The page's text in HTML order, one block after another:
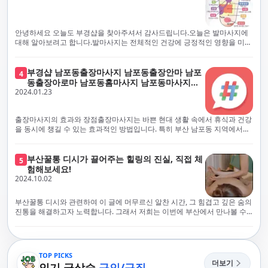
에서 진정으로 즐거운 부산 러시아 홈케어 경험을 해보시길 바랍니다. 그렇
죠, 부경샵은 선입금을 요구하지 않아요. 부산 러시아 홈케어를 선택하기 전
에, 주의해야 할 사항들을 반드시 확인해 보세요. 선입금 관련 사기에는 항상
조심해야 합니다. 070으로 시작하는 인터넷 전화나 텔레그램 같은 메시지
앱에만 의존하는 업체는 특히 더 조심해 주세요. 이런 경우, 선입금을 하지
부경샵은 부산 출장 후불제 서비스를 모범적으로 운영하고 있으며, 명성을
악용하는 사기 업체로부터 발생할 수 있는 모든 부정행위와 간접적인 피해
를 방지하기 위해 노력하고 있어요. 만약 부경샵 을 사칭하며 선불 결제를 요
구하는 마사지 서비스를 발견하신다면, 그런 곳은 피하시고 저희에게 알려
주세요.부경샵에서는 모든 서비스가 관리사가 도착한 후에 결제하는 걸 기
본으로 해요. 부경샵은 부산에서 부산 러시아 홈케어를 전문으로 하며,
100% 후불제를 거래의 기본으로 삼고 있어요. 왜 부경샵이 특별한지 궁금하
시죠? 여기서만 느낄 수 있는 특별한 경험을 소개합니다! 부경샵과 함께라면
험을 제공해요. 준비하신 모든 것에 놀랄 준비를 하세요. 부경샵은 오랜 시간
동안 지역에서 최고의 출장업체가 되겠다는 하나의 신념으로 노력해 왔어
요.부경샵의 전통적인 서비스로, 단 한 순간도 낭비하지 않고 쌓인 피로를 풀
어드릴 거예요. 비가 오든 눈이 오든, 어디에 계시든 부경샵이 찾아가 도와드
릴게요. 부경샵의 서비스는 부산의 모든 곳, 집이든 모텔이든 호텔이든 오피
스텔이든 아파트든, 여러분을 위해 준비되어 있어요.부경샵 지역에서 가장
멀리까지 다니며, 편리함을 최우선으로 생각해요. 빠르고 효율적인 운영 시
게 조절되어, 진정한 에너지 회복을 경험하실 수 있어요.부경샵은 부산에서
고 있어요. 이런 점이 부경샵의 자랑입니다. 어디에 계시든 최상의 서비스를
받으실 수 있도록 노력하고 있어요.부경샵은 우수성을 추구하며, 항상 부경
업체에 대해서는 경계하는 것이 중요합니다. 부경샵의 접근 방식과 정책은
인천에서의 안전하고 신뢰할 수 있는 고품질 마사지 경험을 집앞에서 제공
하기 위해 고안되었습니다. 부경샵은 부산 일본인 홈케어 서비스를 전문으
로 하며, 항상 고객님의 편의와 안전을 최우선으로 고려하여 후불제 시스템
거운 마사지 경험을 보장합니다. 부경샵의 서비스는 선입금 없이 이용 가능
한 부산 일본인 홈케어로, 선입금 요구 없이 서비스를 제공함으로써 고객님
의 신뢰를 최우선으로 합니다. 이용 전 주의사항을 꼼꼼히 확인하시고, 선입
금 사기로부터 자신을 보호하는 것이 중요합니다. 부산 일본인 홈케어 서비
스를 찾으실 때는 070으로 시작하는 인터넷 전화번호나 텔레그램과 같은 메
시징 플랫폼만을 이용하는 업체에 주의해야 합니다. 이러한 서비스는 선지
급 없이 이용할 수 있어야 하며, 부경샵은 이러한 걱정 없이 안전하고 신뢰할
수 있는 서비스를 제공합니다. 부경샵은 부산 일본인 홈케어 후불제의 모범
적인 피해가 발생하지 않도록 지속적으로 노력하고 있습니다. 부경샵을 사
칭하여 선불 결제를 요구하는 마사지 서비스에 대해서는 각별한 주의가 필
요합니다. '부경샵'은 관리사의 도착 이후에 결제가 이루어지는 후불제를
기본 원칙으로 하는 부산 일본인 홈케어 전문 업체입니다. 이 운영 방식은 고
객님의 신뢰를 최우선으로 여기며, 모든 코스에서 100% 후불제를 시행하고
있습니다. 왜 부경샵이 부산에서 특별한지, 그 이유를 알려드리겠습니다.
여기서는 단순한 부산 일본인 홈케어 서비스를 넘어서, 비교 불가한 경험을
러분을 기다리고 있으니, 준비되셨나요? 부경샵은 오랜 시간 동안 지역 최
부경샵과 함께라면, 쌓인 피로를 효과적으로 해소하며, 귀중한 시간을 낭비
안녕하세요 오늘도 부경샵을 찾아주셔서 감사드립니다.오늘은 발마사지에
대해 알아보려고 합니다.발마사지는 전체적인 건강에 긍정적인 영향을 미칠
명하겠습니다.근육 이완과 피로 완화: 발마사지는 발 아치, 발가락, 발등 등
에 위치한 다양한 근육을 이완시키는 효과가 있습니다. 일상적인 활동이나
장시간의 서있는 자세로 인해 긴장된 발 근육을 느슨하게 만들어주어 편안
함을 제공합니다. 이는 근육의 유연성을 향상시키고 근육의 혈액순환을 촉
진하는 데 도움이 됩니다.혈액순환 개선: 발마사지는 혈액순환을 촉진하는
데 기여합니다. 마사지로 근육과 혈관이 이완되면 혈액이 더 원활하게 흐르
게 되어 세포와 조직에 산소와 영양소가 빠르게 공급됩니다. 이는 세포의 기
장된 근육과 신경을 완화시켜 스트레스를 감소시킵니다. 발에는 다양한 신
경과 결절이 모여있어, 발마사지를 통해 이를 자극함으로써 정신적인 편안
함을 제공하는데 도움이 됩니다. 이는 스트레스 호르몬의 감소와 함께 심신
의 안정을 촉진합니다.면역 시스템 강화: 정기적인 발마사지는 면역 시스템
의 활동을 촉진하여 감염 및 질병에 대한 저항력을 향상시킬 수 있습니다. 마
사지는 림프순환을 촉진하고 세포 배출물을 제거함으로써 면역 시스템을 지
원합니다.숙면 유도: 발마사지는 긴장된 근육과 신경을 완화시켜 수면에 도
특정 포인트를 자극함으로써 소화 기능을 개선하는데 도움이 될 수 있습니
다. 발마사지는 소화기관 주변의 근육을 이완시켜 소화를 원활하게 할 수 있
게 도와줍니다.체중 관리: 발마사지는 근육의 활성화와 신진대사 촉진을 통
4 부경샵 남포동출장마사지 남포동출장안마 남포
동출장아로마 남포동홈마사지 남포동마사지출
장
2024.01.23
출장마사지의 효과와 장점출장마사지는 바쁜 현대 생활 속에서 휴식과 건강
을 동시에 챙길 수 있는 효과적인 방법입니다. 특히 부산 남포동 지역에서
와 신체적, 정신적 피로를 효과적으로 완화합니다. 전문 마사지사의 숙련된
손길은 긴장된 근육을 이완시키고, 스트레스 호르몬 수치를 감소시켜 마음
의 안정을 가져다 줍니다. 이는 일상의 업무 효율성을 높이고, 전반적인 삶의
질을 향상시키는 데 기여합니다.근육 이완과 유연성 향상:꾸준한 출장마사
지는 근육의 긴장과 경직을 해소하고 유연성을 향상시킵니다. 이는 운동 성
능을 개선하고, 근골격계 문제 및 부상 예방에 도움이 됩니다. 또한, 규칙적
인 마사지는 자세 개선에도 긍정적인 영향을 미칩니다.혈액 순환 촉진과 신
촉진합니다. 이는 신진대사를 활성화하고, 독소 배출을 돕습니다. 결과적으
로, 피부 건강 개선, 피로 물질 감소, 면역 체계 강화 등의 효과를 기대할 수
있습니다.몸과 마음의 편안함 제공:출장마사지는 편안한 환경에서 이루어지
므로 신체적, 정신적 안정을 제공합니다. 이는 수면의 질을 개선하고, 전반적
5 부산꿀통 디시가 끌어주는 힐링의 진실, 직접 체
험해보세요!
2024.10.02
부산꿀통 디시와 관련하여 이 글에 머무르신 알찬 시간, 그 힘겹고 깊은 숨의
진통을 해결하고자 노력합니다. 그래서 저희는 이번에 부산에서 만나볼 수
그 해결책을 찾는 것이 어려운 상황을 맞이하는 경우가 많습니다. 부산꿀통
디시에 대소동을 일으키며 부상한 힐링의 중심지로 떠오르고 있는 부산. 그
곳에서 제공하는 다양한 맛집, 관광지들과 더불어 디스커버리 체널 등에서
TOP PICKS
더보기